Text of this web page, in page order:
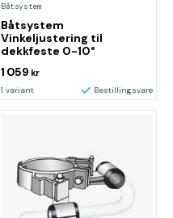
Båtsystem
Båtsystem
Vinkeljustering til
dekkfeste 0-10°
1 059 kr
1 variant Bestillingsvare